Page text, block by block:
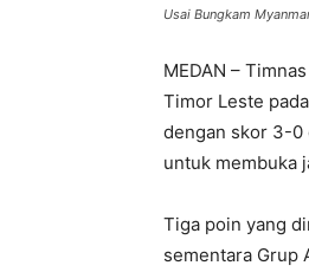
Usai Bungkam
MEDAN –
Timor Leste
dengan skor 3-0
untuk membuka
Tiga poin yang
sementara Grup